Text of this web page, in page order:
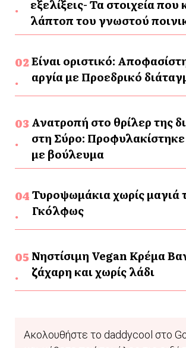
εξελίξεις- Τα στοιχεία που
λάπτοπ του γνωστού
Είναι οριστικό:
αργία με Προεδρικό
Ανατροπή στο θρίλερ της
στη Σύρο:
με βούλευμα
Τυροψωμάκια χωρίς μαγιά
Γκόλφως
Νηστίσιμη Vegan Κρέμα
ζάχαρη και χωρίς λάδι
Ακολουθήστε το daddycool στο